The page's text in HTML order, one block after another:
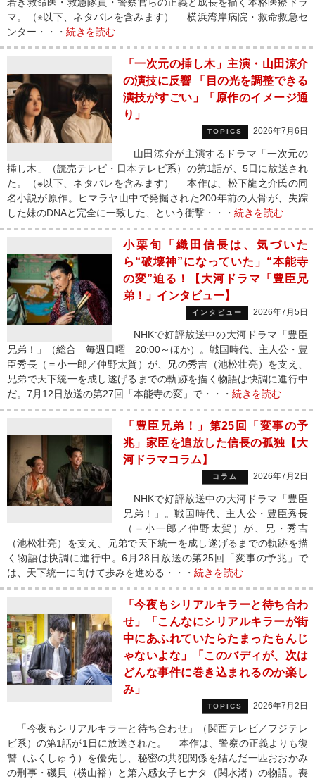
マ。（※以下、ネタバレを含みます） 横浜湾岸病院・救命救急セ
ンター・・・ 続きを読む
「一次元の挿し木」主演・山田涼介
の演技に反響 「目の光を調整できる
演技がすごい」「原作のイメージ通
り」
TOPICS 2026年7月6日
山田涼介が主演するドラマ「一次元の
挿し木」（読売テレビ・日本テレビ系）の第1話が、5日に放送され
た。（※以下、ネタバレを含みます） 本作は、松下龍之介氏の同
名小説が原作。ヒマラヤ山中で発掘された200年前の人骨が、失踪
した妹のDNAと完全に一致した、という衝撃・・・ 続きを読む
小栗旬「織田信長は、気づいた
ら“破壊神”になっていた」“本能寺
の変”迫る！【大河ドラマ「豊臣兄
弟！」インタビュー】
インタビュー 2026年7月5日
NHKで好評放送中の大河ドラマ「豊臣
兄弟！」（総合 毎週日曜 20:00～ほか）。戦国時代、主人公・豊
臣秀長（＝小一郎／仲野太賀）が、兄の秀吉（池松壮亮）を支え、
兄弟で天下統一を成し遂げるまでの軌跡を描く物語は快調に進行中
だ。7月12日放送の第27回「本能寺の変」で・・・ 続きを読む
「豊臣兄弟！」第25回「変事の予
兆」家臣を追放した信長の孤独【大
河ドラマコラム】
コラム 2026年7月2日
NHKで好評放送中の大河ドラマ「豊臣
兄弟！」。戦国時代、主人公・豊臣秀長
（＝小一郎／仲野太賀）が、兄・秀吉
（池松壮亮）を支え、兄弟で天下統一を成し遂げるまでの軌跡を描
く物語は快調に進行中。6月28日放送の第25回「変事の予兆」で
は、天下統一に向けて歩みを進める・・・ 続きを読む
「今夜もシリアルキラーと待ち合わ
せ」「こんなにシリアルキラーが街
中にあふれていたらたまったもんじ
ゃないよな」「このバディが、次は
どんな事件に巻き込まれるのか楽し
み」
TOPICS 2026年7月2日
「今夜もシリアルキラーと待ち合わせ」（関西テレビ／フジテレ
ビ系）の第1話が1日に放送された。 本作は、警察の正義よりも復
讐（ふくしゅう）を優先し、秘密の共犯関係を結んだ一匹おおかみ
の刑事・磯貝（横山裕）と第六感女子ヒナタ（関水渚）の物語。喪